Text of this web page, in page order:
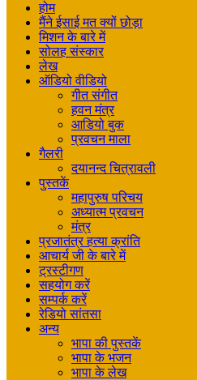
होम
मैंने ईसाई मत क्यों छोड़ा
मिशन के बारे में
सोलह संस्कार
लेख
ऑडियो वीडियो
गीत संगीत
हवन मंत्र
आडियो बुक
प्रवचन माला
गैलरी
दयानन्द चित्रावली
पुस्तकें
महापुरुष परिचय
अध्यात्म प्रवचन
मंत्र
प्रजातंत्र हत्या क्रांति
आचार्य जी के बारे में
ट्रस्टीगण
सहयोग करें
सम्पर्क करें
रेडियो सांतसा
अन्य
भापा की पुस्तकें
भापा के भजन
भापा के लेख